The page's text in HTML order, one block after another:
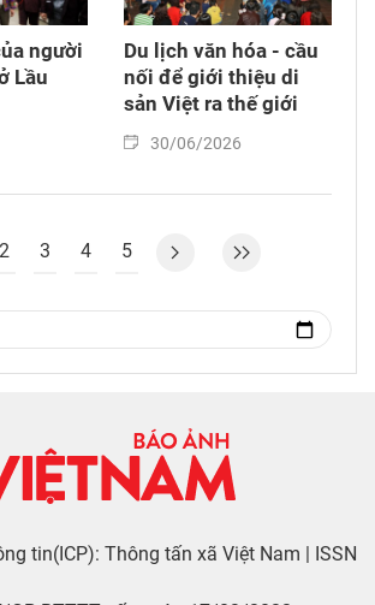
người
Lầu
Du lịch văn hóa - cầu
nối để giới thiệu di
sản Việt ra thế giới
30/06/2026
2 3 4 5
tin(ICP): Thông tấn xã Việt Nam | ISSN